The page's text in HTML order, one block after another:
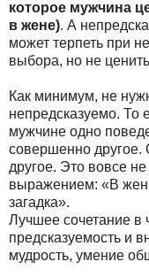
которое мужчина
в жене). А
может терпеть при
выбора, но не
Как минимум, не
непредсказуемо. То
мужчине одно
совершенно другое.
другое. Это вовсе
выражением: «В
загадка».
Лучшее сочетание в
предсказуемость и
мудрость, умение